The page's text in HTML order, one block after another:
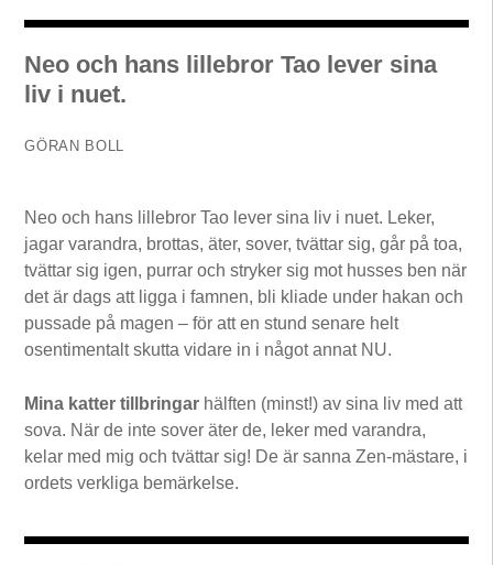
Neo och hans lillebror Tao lever sina
liv i nuet.
GÖRAN BOLL
Neo och hans lillebror Tao lever sina liv i nuet. Leker,
jagar varandra, brottas, äter, sover, tvättar sig, går på toa,
tvättar sig igen, purrar och stryker sig mot husses ben när
det är dags att ligga i famnen, bli kliade under hakan och
pussade på magen – för att en stund senare helt
osentimentalt skutta vidare in i något annat NU.
Mina katter tillbringar hälften (minst!) av sina liv med att
sova. När de inte sover äter de, leker med varandra,
kelar med mig och tvättar sig! De är sanna Zen-mästare, i
ordets verkliga bemärkelse.